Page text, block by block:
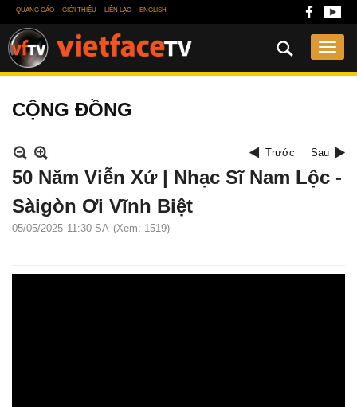
QUẢNG CÁO GIỚI THIỆU LIÊN LẠC ENGLISH
CỘNG ĐỒNG
Trước Sau
50 Năm Viễn Xứ | Nhạc Sĩ Nam Lộc -
Sàigòn Ơi Vĩnh Biệt
05/05/2025 11:30 SA (Xem: 1519)